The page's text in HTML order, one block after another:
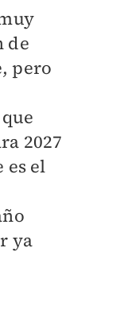
de
pero
2027
es el
ya